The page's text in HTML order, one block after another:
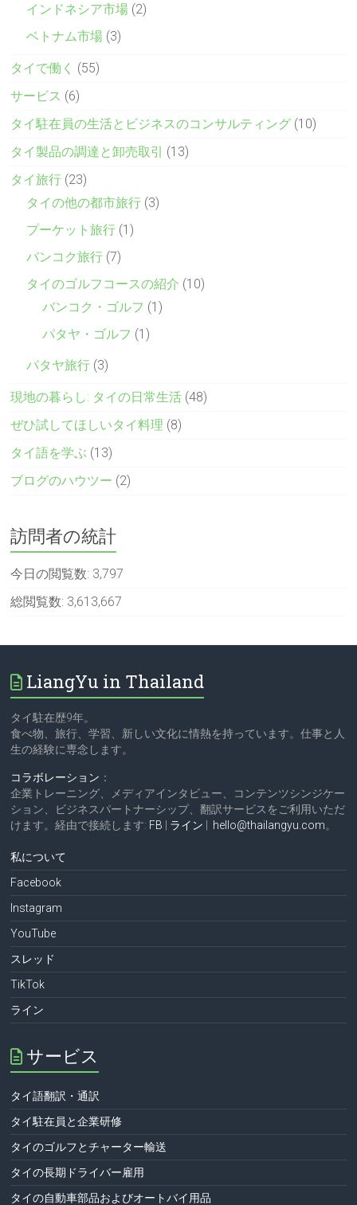
インドネシア市場 (2)
ベトナム市場 (3)
タイで働く (55)
サービス (6)
タイ駐在員の生活とビジネスのコンサルティング (10)
タイ製品の調達と卸売取引 (13)
タイ旅行 (23)
タイの他の都市旅行 (3)
プーケット旅行 (1)
バンコク旅行 (7)
タイのゴルフコースの紹介 (10)
バンコク・ゴルフ (1)
パタヤ・ゴルフ (1)
パタヤ旅行 (3)
現地の暮らし: タイの日常生活 (48)
ぜひ試してほしいタイ料理 (8)
タイ語を学ぶ (13)
ブログのハウツー (2)
訪問者の統計
今日の閲覧数: 3,797
総閲覧数: 3,613,667
LiangYu in Thailand
タイ駐在歴9年。
食べ物、旅行、学習、新しい文化に情熱を持っています。仕事と人
生の経験に専念します。
コラボレーション ：
企業トレーニング、メディアインタビュー、コンテンツシンジケー
ション、ビジネスパートナーシップ、翻訳サービスをご利用いただ
けます。経由で接続します: FB ライン hello@thailangyu.com。
私について
Facebook
Instagram
YouTube
スレッド
TikTok
ライン
サービス
タイ語翻訳・通訳
タイ駐在員と企業研修
タイのゴルフとチャーター輸送
タイの長期ドライバー雇用
タイの自動車部品およびオートバイ用品